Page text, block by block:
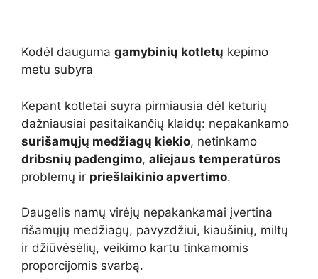
Kodėl dauguma gamybinių kotletų kepimo
metu subyra
Kepant kotletai suyra pirmiausia dėl keturių
dažniausiai pasitaikančių klaidų: nepakankamo
surišamųjų medžiagų kiekio, netinkamo
dribsnių padengimo, aliejaus temperatūros
problemų ir priešlaikinio apvertimo.
Daugelis namų virėjų nepakankamai įvertina
rišamųjų medžiagų, pavyzdžiui, kiaušinių, miltų
ir džiūvėsėlių, veikimo kartu tinkamomis
proporcijomis svarbą.